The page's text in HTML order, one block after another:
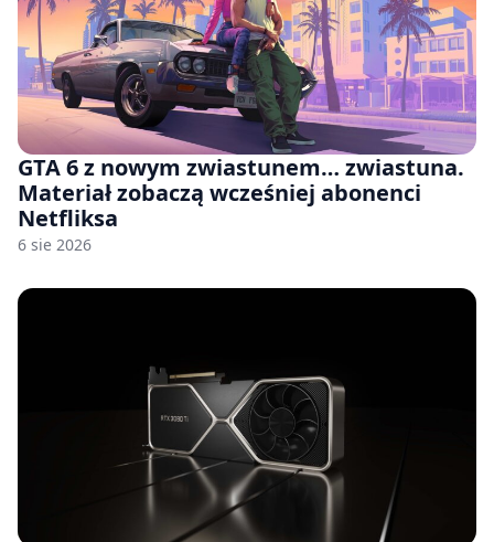
GTA 6 z nowym zwiastunem… zwiastuna.
Materiał zobaczą wcześniej abonenci
Netfliksa
6 sie 2026